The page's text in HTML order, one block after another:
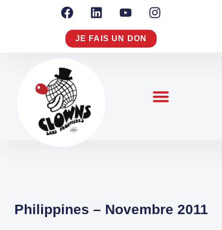
JE FAIS UN DON
Philippines – Novembre 2011